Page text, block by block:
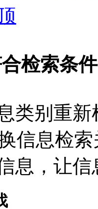
检索条
类别重
信息检
息，让